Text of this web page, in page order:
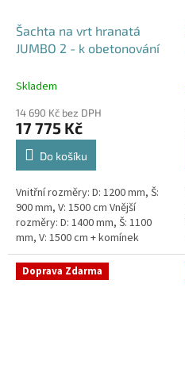
Šachta na vrt hranatá
JUMBO 2 - k obetonování
Skladem
14 690 Kč bez DPH
17 775 Kč
Do košíku
Vnitřní rozměry: D: 1200 mm, Š:
900 mm, V: 1500 cm Vnější
rozměry: D: 1400 mm, Š: 1100
mm, V: 1500 cm + komínek
Šachta na vrt k obetonování -
vhodná pod parkovací...
Doprava Zdarma